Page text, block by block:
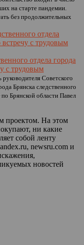
на старте пандемии.
без продолжительных
отдела города
с трудовым
руководителя Советского
Брянска следственного
Брянской области Павел
проектом. На этом
ни какие
собой ленту
newsru.com и
новостей